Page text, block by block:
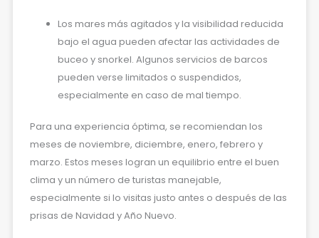
Los mares más agitados y la visibilidad reducida
bajo el agua pueden afectar las actividades de
buceo y snorkel. Algunos servicios de barcos
pueden verse limitados o suspendidos,
especialmente en caso de mal tiempo.
Para una experiencia óptima, se recomiendan los
meses de noviembre, diciembre, enero, febrero y
marzo. Estos meses logran un equilibrio entre el buen
clima y un número de turistas manejable,
especialmente si lo visitas justo antes o después de las
prisas de Navidad y Año Nuevo.